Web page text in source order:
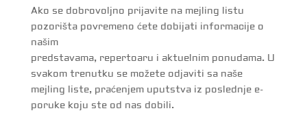
Ako se dobrovoljno prijavite na mejling listu
pozorišta povremeno ćete dobijati informacije o
našim
predstavama, repertoaru i aktuelnim ponudama. U
svakom trenutku se možete odjaviti sa naše
mejling liste, praćenjem uputstva iz poslednje e-
poruke koju ste od nas dobili.